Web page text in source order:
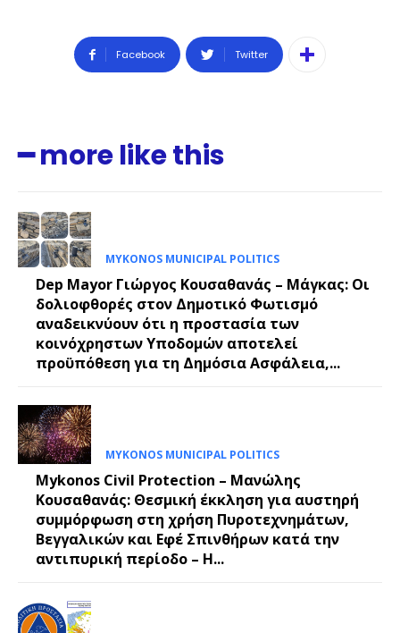
Facebook Twitter
━ more like this
MYKONOS MUNICIPAL POLITICS
Dep Mayor Γιώργος Κουσαθανάς – Μάγκας: Οι
δολιοφθορές στον Δημοτικό Φωτισμό
αναδεικνύουν ότι η προστασία των
κοινόχρηστων Υποδομών αποτελεί
προϋπόθεση για τη Δημόσια Ασφάλεια,...
MYKONOS MUNICIPAL POLITICS
Mykonos Civil Protection – Μανώλης
Κουσαθανάς: Θεσμική έκκληση για αυστηρή
συμμόρφωση στη χρήση Πυροτεχνημάτων,
Βεγγαλικών και Εφέ Σπινθήρων κατά την
αντιπυρική περίοδο – Η...